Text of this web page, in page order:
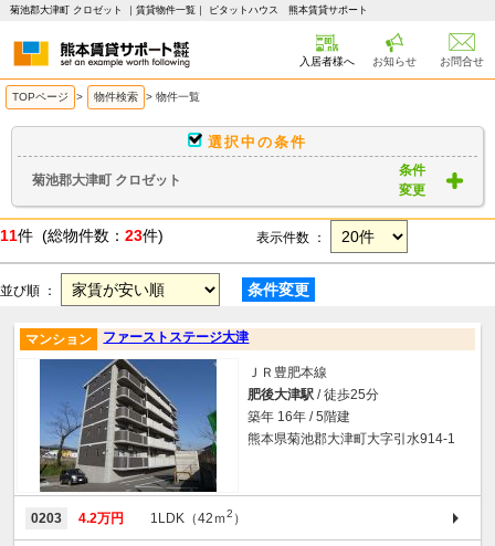
菊池郡大津町 クロゼット ｜賃貸物件一覧｜ ピタットハウス 熊本賃貸サポート
入居者様へ お知らせ お問合せ
TOPページ > 物件検索 > 物件一覧
選択中の条件
菊池郡大津町 クロゼット
条件
変更
11件 (総物件数： 23件) 表示件数 ：
並び順 ： 条件変更
ファーストステージ大津
マンション
ＪＲ豊肥本線
肥後大津駅 / 徒歩25分
築年 16年 / 5階建
熊本県菊池郡大津町大字引水914-1
0203 4.2万円 1LDK（42ｍ2 ）